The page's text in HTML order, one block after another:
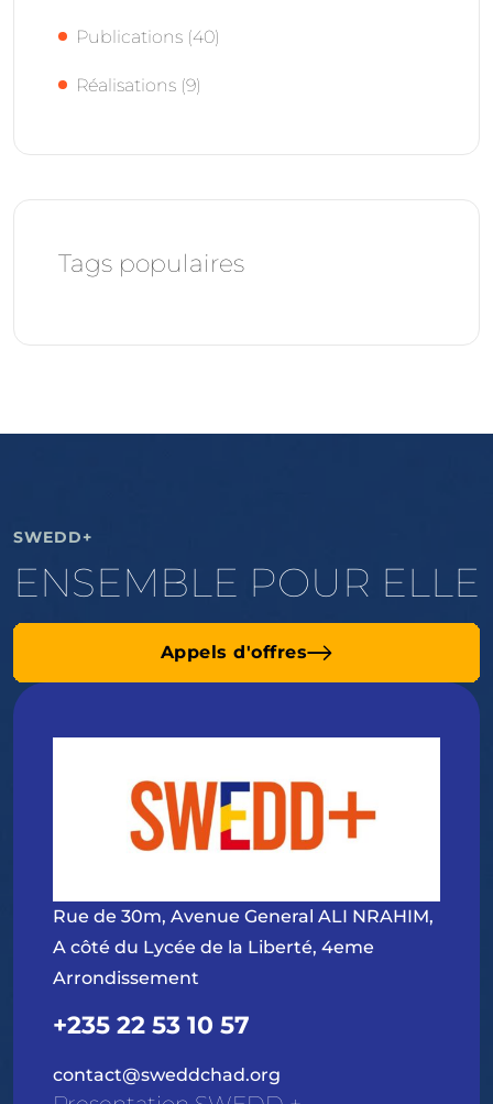
Publications (40)
Réalisations (9)
Tags populaires
SWEDD+
ENSEMBLE POUR ELLE
Appels d'offres
Rue de 30m, Avenue General ALI NRAHIM,
A côté du Lycée de la Liberté, 4eme
Arrondissement
+235 22 53 10 57
contact@sweddchad.org